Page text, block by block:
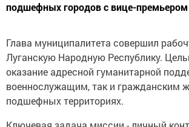
подшефных городов с вице-премьером
Глава муниципалитета совершил
Луганскую Народную Республику.
оказание адресной гуманитарной
военнослужащим, так и гражданским
подшефных территориях.